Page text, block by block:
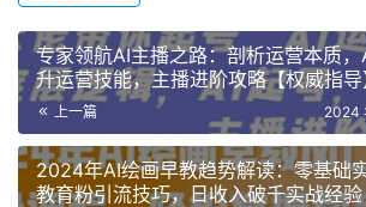
专家领航AI主播之路：剖析运营本质
升运营技能，主播进阶攻略【权威指
上一篇 2024
2024年AI绘画早教趋势解读：零基础
教育粉引流技巧，日收入破千实战经验